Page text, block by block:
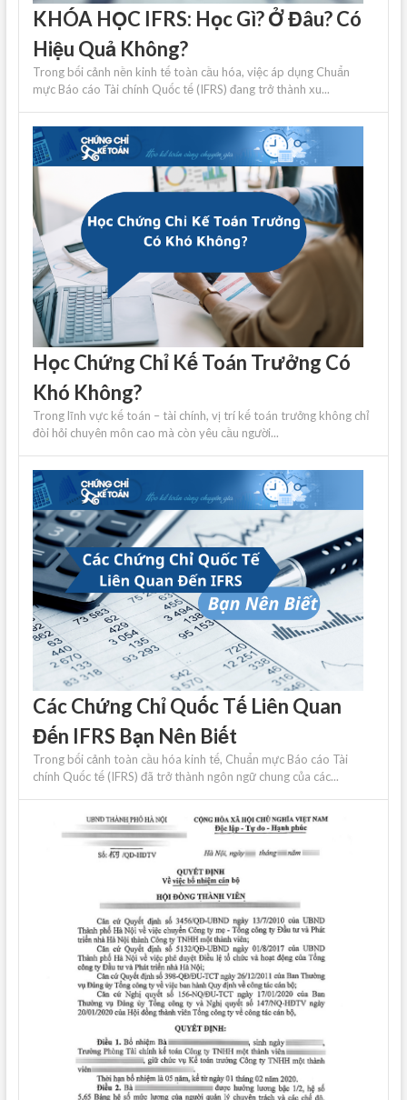
KHÓA HỌC IFRS: Học Gì? Ở Đâu? Có
Hiệu Quả Không?
Trong bối cảnh nền kinh tế toàn cầu hóa, việc áp dụng Chuẩn
mực Báo cáo Tài chính Quốc tế (IFRS) đang trở thành xu...
Học Chứng Chỉ Kế Toán Trưởng Có
Khó Không?
Trong lĩnh vực kế toán – tài chính, vị trí kế toán trưởng không chỉ
đòi hỏi chuyên môn cao mà còn yêu cầu người...
Các Chứng Chỉ Quốc Tế Liên Quan
Đến IFRS Bạn Nên Biết
Trong bối cảnh toàn cầu hóa kinh tế, Chuẩn mực Báo cáo Tài
chính Quốc tế (IFRS) đã trở thành ngôn ngữ chung của các...